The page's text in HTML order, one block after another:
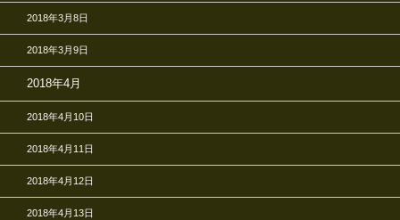
2018年3月8日
2018年3月9日
2018年4月
2018年4月10日
2018年4月11日
2018年4月12日
2018年4月13日